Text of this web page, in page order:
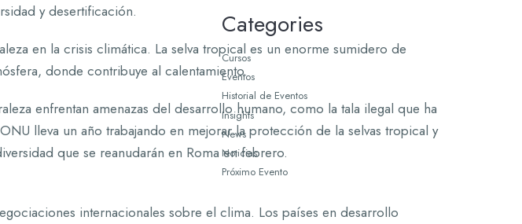
y desertificación.
en la crisis climática. La selva tropical es un enorme sumidero de
donde contribuye al calentamiento.
enfrentan amenazas del desarrollo humano, como la tala ilegal que ha
lleva un año trabajando en mejorar la protección de la selvas tropical y
que se reanudarán en Roma en febrero.
internacionales sobre el clima. Los países en desarrollo
Categories
Cursos
Eventos
Historial de Eventos
Insights
News
Noticias
Próximo Evento